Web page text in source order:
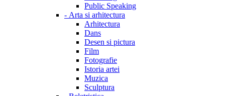
Public Speaking
- Arta si arhitectura
Arhitectura
Dans
Desen si pictura
Film
Fotografie
Istoria artei
Muzica
Sculptura